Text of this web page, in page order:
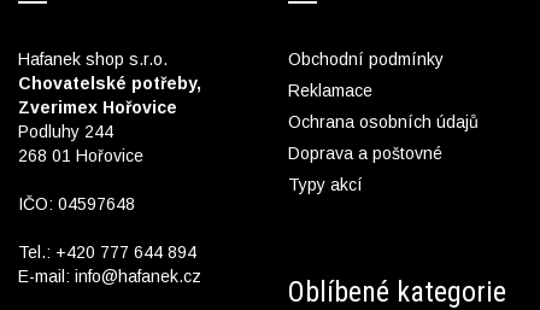
Hafanek shop s.r.o.
Chovatelské potřeby,
Zverimex Hořovice
Podluhy 244
268 01 Hořovice
IČO: 04597648
Tel.: +420 777 644 894
E-mail: info@hafanek.cz
Obchodní podmínky
Reklamace
Ochrana osobních údajů
Doprava a poštovné
Typy akcí
Oblíbené kategorie